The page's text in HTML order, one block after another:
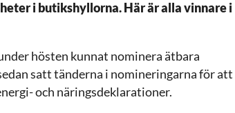
i butikshyllorna. Här är alla vinnare i
hösten kunnat nominera ätbara
satt tänderna i nomineringarna för att
och näringsdeklarationer.